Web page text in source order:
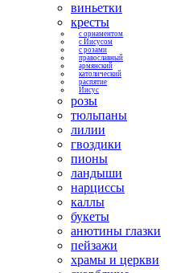
виньетки
кресты
с орнаментом
с Иисусом
с розами
православный
армянский
католический
распятие
Иисус
розы
тюльпаны
лилии
гвоздики
пионы
ландыши
нарциссы
каллы
букеты
анютины глазки
пейзажи
храмы и церкви